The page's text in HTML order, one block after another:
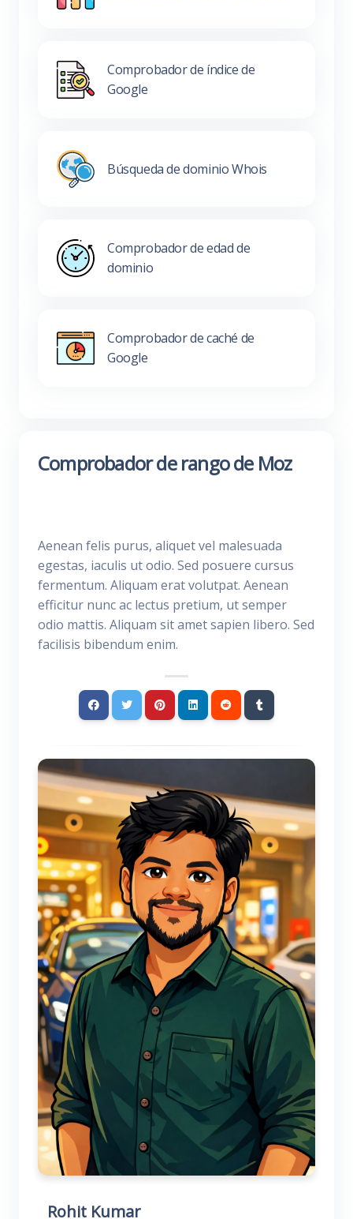
Comprobador de índice de
Google
Búsqueda de dominio Whois
Comprobador de edad de
dominio
Comprobador de caché de
Google
Comprobador de rango de Moz
Aenean felis purus, aliquet vel malesuada
egestas, iaculis ut odio. Sed posuere cursus
fermentum. Aliquam erat volutpat. Aenean
efficitur nunc ac lectus pretium, ut semper
odio mattis. Aliquam sit amet sapien libero. Sed
facilisis bibendum enim.
Rohit Kumar